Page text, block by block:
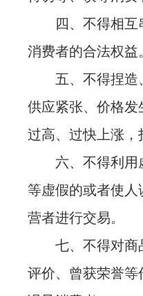
四、不得相
消费者的合法权益
五、不得捏造
供应紧张、价格
过高、过快上涨，
六、不得利
等虚假的或者使
营者进行交易。
七、不得对商
评价、曾获荣誉